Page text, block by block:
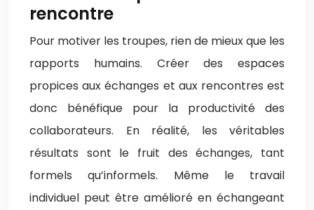
rencontre
Pour motiver les troupes, rien de mieux que les
rapports humains. Créer des espaces
propices aux échanges et aux rencontres est
donc bénéfique pour la productivité des
collaborateurs. En réalité, les véritables
résultats sont le fruit des échanges, tant
formels qu’informels. Même le travail
individuel peut être amélioré en échangeant